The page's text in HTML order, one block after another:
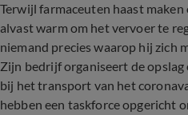
Terwijl farmaceuten haast
alvast warm om het vervoer te
niemand precies waarop hij zich
Zijn bedrijf organiseert de
bij het transport van het
hebben een taskforce opgericht